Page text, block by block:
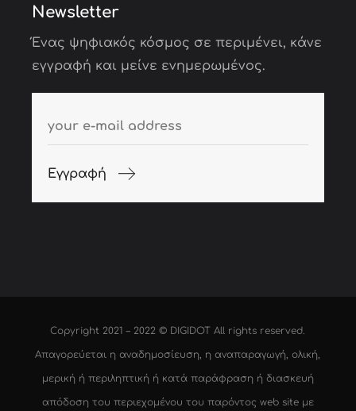
Newsletter
Ένας ψηφιακός κόσμος σε περιμένει, κάνε
εγγραφή και μείνε ενημερωμένος.
Εγγραφή
Copyright 2021 – 2022 © DIGIDOT All rights reserved.
Απαγορεύεται η αναδημοσίευση, η αναπαραγωγή, ολική,
μερική ή περιληπτική ή κατά παράφραση ή διασκευή
απόδοση του περιεχομένου του παρόντος web site με